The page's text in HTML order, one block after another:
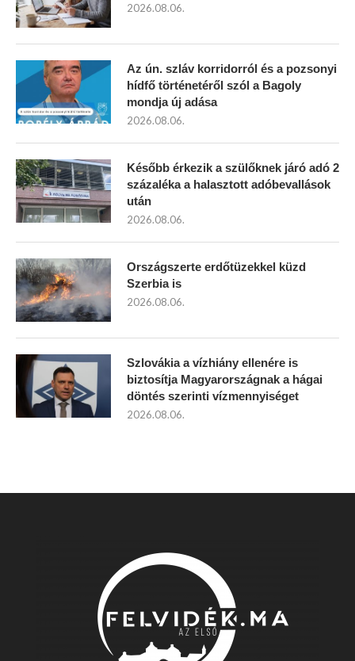
2026.08.06.
Az ún. szláv korridorról és a pozsonyi
hídfő történetéről szól a Bagoly
mondja új adása
2026.08.06.
Később érkezik a szülőknek járó adó 2
százaléka a halasztott adóbevallások
után
2026.08.06.
Országszerte erdőtüzekkel küzd
Szerbia is
2026.08.06.
Szlovákia a vízhiány ellenére is
biztosítja Magyarországnak a hágai
döntés szerinti vízmennyiséget
2026.08.06.